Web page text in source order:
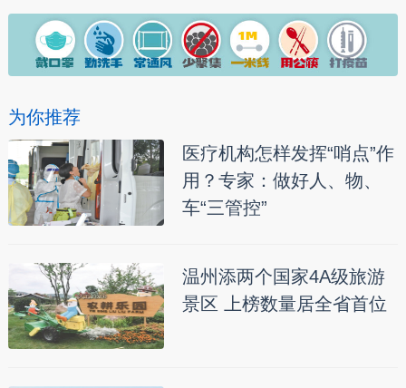
为你推荐
医疗机构怎样发挥“哨点”作
用？专家：做好人、物、
车“三管控”
温州添两个国家4A级旅游
景区 上榜数量居全省首位